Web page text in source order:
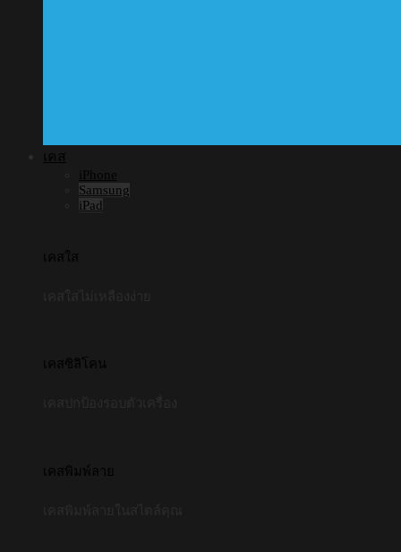
เคส
iPhone
Samsung
iPad
เคสใส
เคสซิลิโคน
เคสพิมพ์ลาย